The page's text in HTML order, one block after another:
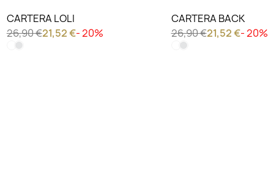
CARTERA LOLI
26,90 €21,52 €- 20%
CARTERA BACK
26,90 €21,52 €- 20%